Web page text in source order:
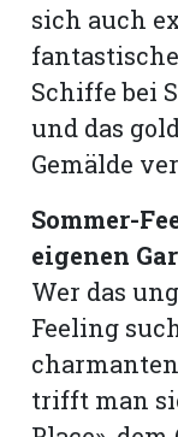
sich auch
Schiffe bei
und das
Gemälde
Sommer-
eigenen
Wer das
Feeling
trifft man